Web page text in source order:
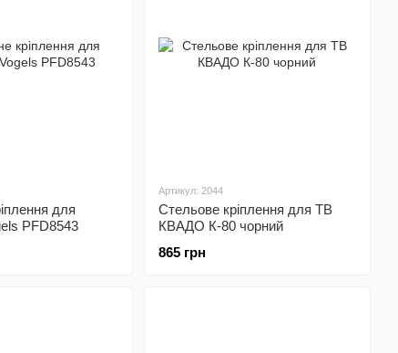
для
PFD8543
Артикул: 2044
Стельове кріплення для ТВ
КВАДО К-80 чорний
865 грн